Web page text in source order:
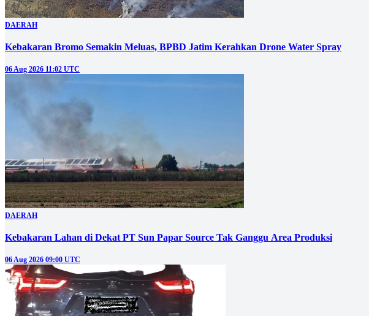
DAERAH
Kebakaran Bromo Semakin Meluas, BPBD Jatim Kerahkan Drone Water Spray
06 Aug 2026 11:02 UTC
DAERAH
Kebakaran Lahan di Dekat PT Sun Papar Source Tak Ganggu Area Produksi
06 Aug 2026 09:00 UTC